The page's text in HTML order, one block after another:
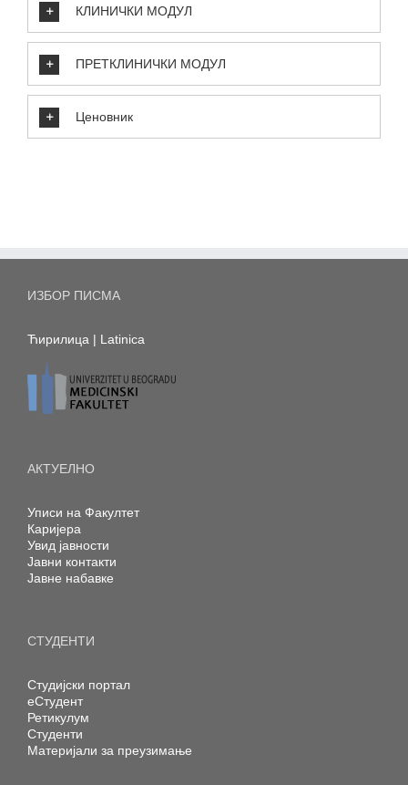
КЛИНИЧКИ МОДУЛ
ПРЕТКЛИНИЧКИ МОДУЛ
Ценовник
ИЗБОР ПИСМА
Ћирилица | Latinica
АКТУЕЛНО
Уписи на Факултет
Каријера
Увид јавности
Јавни контакти
Јавне набавке
СТУДЕНТИ
Студијски портал
еСтудент
Ретикулум
Студенти
Материјали за преузимање